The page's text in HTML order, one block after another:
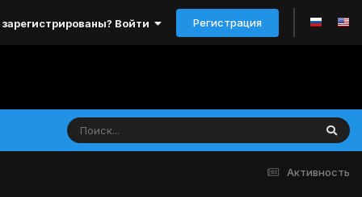
Войти Регистрация
Активность